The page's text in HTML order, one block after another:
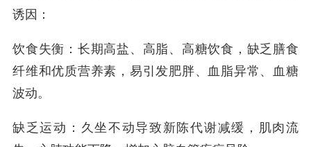
诱因：
饮食失衡：长期高盐、高脂、高糖饮食，缺乏膳食
纤维和优质营养素，易引发肥胖、血脂异常、血糖
波动。
缺乏运动：久坐不动导致新陈代谢减缓，肌肉流